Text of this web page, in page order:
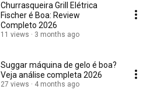
Churrasqueira Grill Elétrica
Fischer é Boa: Review
Completo 2026
11 views 3 months ago
Suggar máquina de gelo é boa?
Veja análise completa 2026
27 views 4 months ago